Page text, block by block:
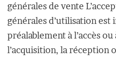
générales de vente
générales d’utilisation est
préalablement à l’accès
l’acquisition, la réception